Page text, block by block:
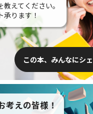
えてください。
ります！
この本、みんなにシ
考えの皆様！